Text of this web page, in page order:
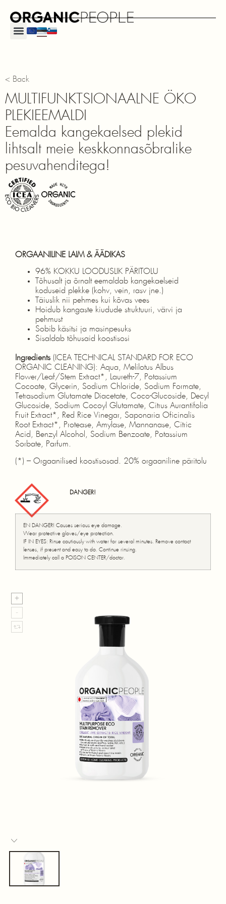
< Back
MULTIFUNKTSIONAALNE ÖKO
PLEKIEEMALDI
Eemalda kangekaelsed plekid
lihtsalt meie keskkonnasõbralike
pesuvahenditega!
ORGAANILINE LAIM & ÄÄDIKAS
96% KOKKU LOODUSLIK PÄRITOLU
Tõhusalt ja õrnalt eemaldab kangekaelseid
koduseid plekke (kohv, vein, rasv jne.)
Täiuslik nii pehmes kui kõvas vees
Hoidub kangaste kiudude struktuuri, värvi ja
pehmust
Sobib käsitsi ja masinpesuks
Sisaldab tõhusaid koostisosi
Ingredients (ICEA TECHNICAL STANDARD FOR ECO
ORGANIC CLEANING): Aqua, Melilotus Albus
Flower/Leaf/Stem Extract*, Laureth-7, Potassium
Cocoate, Glycerin, Sodium Chloride, Sodium Formate,
Tetrasodium Glutamate Diacetate, Coco-Glucoside, Decyl
Glucoside, Sodium Cocoyl Glutamate, Citrus Aurantifolia
Fruit Extract*, Red Rice Vinegar, Saponaria Oficinalis
Root Extract*, Protease, Amylase, Mannanase, Citric
Acid, Benzyl Alcohol, Sodium Benzoate, Potassium
Sorbate, Parfum.
(*) – Orgaanilised koostisosad. 20% orgaaniline päritolu
DANGER!
EN DANGER! Causes serious eye damage.
Wear protective gloves/eye protection.
IF IN EYES: Rinse cautiously with water for several minutes. Remove contact
lenses, if present and easy to do. Continue rinsing.
Immediately call a POISON CENTER/doctor.